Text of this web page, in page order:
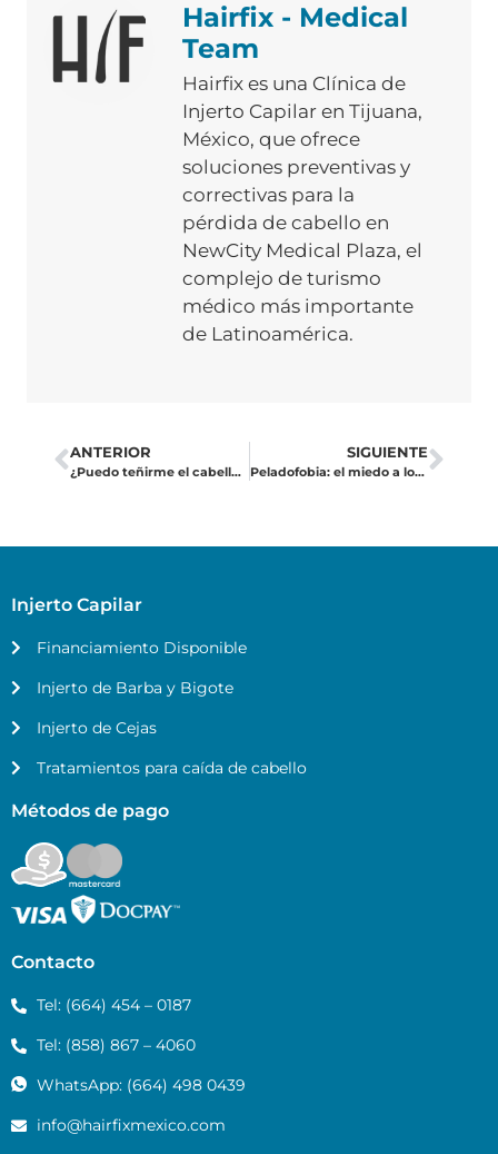
Hairfix - Medical
Team
Hairfix es una Clínica de
Injerto Capilar en Tijuana,
México, que ofrece
soluciones preventivas y
correctivas para la
pérdida de cabello en
NewCity Medical Plaza, el
complejo de turismo
médico más importante
de Latinoamérica.
ANTERIOR
¿Puedo teñirme el cabello después de un trasplante?
SIGUIENTE
Peladofobia: el miedo a los calvos
Injerto Capilar
Financiamiento Disponible
Injerto de Barba y Bigote
Injerto de Cejas
Tratamientos para caída de cabello
Métodos de pago
Contacto
Tel: (664) 454 – 0187
Tel: (858) 867 – 4060
WhatsApp: (664) 498 0439
info@hairfixmexico.com